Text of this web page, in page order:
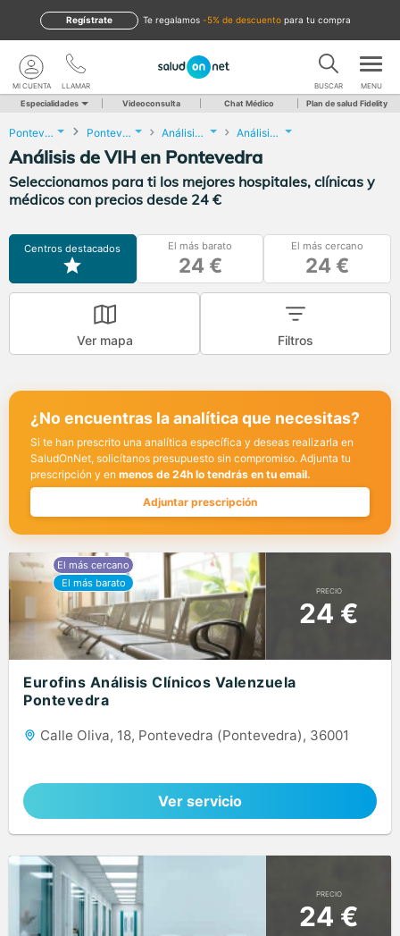
te regalamos -5% de descuento para tu compra
Regístrate
LLAMAR
MI CUENTA BUSCAR MENU
Especialidades Videoconsulta Chat Médico Plan de salud Fidelity
Pontevedra Pontevedra Análisis Clínicos Análisis de VIH
Análisis de VIH en Pontevedra
Seleccionamos para ti los mejores hospitales, clínicas y
médicos con precios desde 24 €
Centros destacados El más barato
24 €
El más cercano
24 €
Ver mapa Filtros
¿No encuentras la analítica que necesitas?
Si te han prescrito una analítica específica y deseas realizarla en
SaludOnNet, solicítanos presupuesto sin compromiso. Adjunta tu
prescripción y en menos de 24h lo tendrás en tu email.
Adjuntar prescripción
PRECIO
24 €
Eurofins Análisis Clínicos Valenzuela
Pontevedra
Calle Oliva, 18, Pontevedra (Pontevedra), 36001
Ver servicio
PRECIO
24 €